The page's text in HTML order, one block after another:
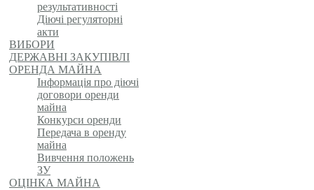
результативності
Діючі регуляторні
акти
ВИБОРИ
ДЕРЖАВНІ ЗАКУПІВЛІ
ОРЕНДА МАЙНА
Інформація про діючі
договори оренди
майна
Конкурси оренди
Передача в оренду
майна
Вивчення положень
ЗУ
ОЦІНКА МАЙНА